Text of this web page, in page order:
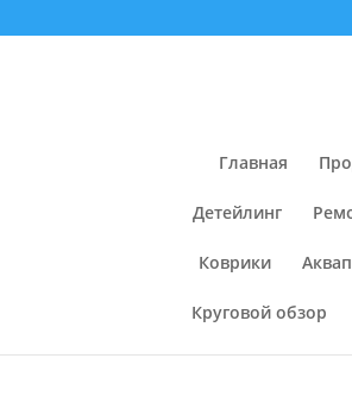
Главная
Детейлинг
Коврики
Круговой обзор